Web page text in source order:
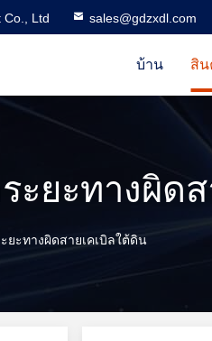
Co., Ltd sales@gdzxdl.com
บ้าน สิน
ะยะทางผิด
ยะทางผิดสายเคเบิลใต้ดิน